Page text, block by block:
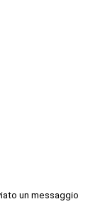
un messaggio